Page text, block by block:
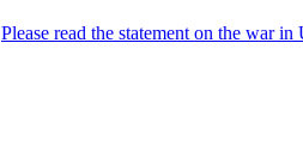
Please read the statement on the war in